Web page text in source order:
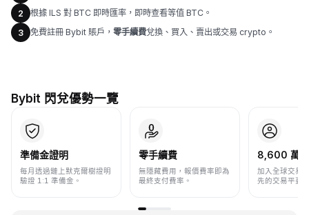
2
根據 ILS 對 BTC 即時匯率，即時查看等值 BTC。
3
免費註冊 Bybit 賬戶， 零手續費兌換、買入、賣出或交易 crypto。
Bybit 閃兌優勢一覽
準備金證明
每月透過鏈上默克爾樹證明
驗證 1:1 準備金。
零手續費
無隱藏費用，報價費率即為
最終支付費率。
8,600 萬+
加入全球交易
先的交易平臺